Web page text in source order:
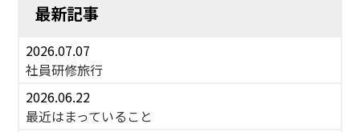
最新記事
2026.07.07
社員研修旅行
2026.06.22
最近はまっていること